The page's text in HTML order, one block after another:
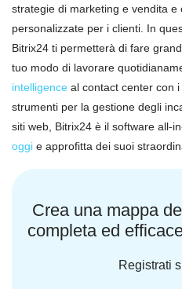
strategie di marketing e vendita
personalizzate per i clienti. In
Bitrix24 ti permetterà di fare
tuo modo di lavorare
intelligence al contact center con
strumenti per la gestione degli
siti web, Bitrix24 è il software all-
oggi e approfitta dei suoi
Crea una mappa
completa ed
Registrati